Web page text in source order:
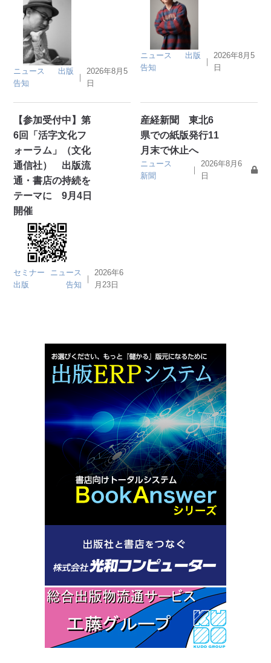
ニュース
出版
告知
｜
2026年8月5
日
ニュース
出版
告知
｜
2026年8月5
日
【参加受付中】第
6回「活字文化フ
ォーラム」（文化
通信社） 出版流
通・書店の持続を
テーマに 9月4日
開催
セミナー
ニュース
出版
告知
｜
2026年6
月23日
産経新聞 東北6
県での紙版発行11
月末で休止へ
ニュース
新聞
｜
2026年8月6
日